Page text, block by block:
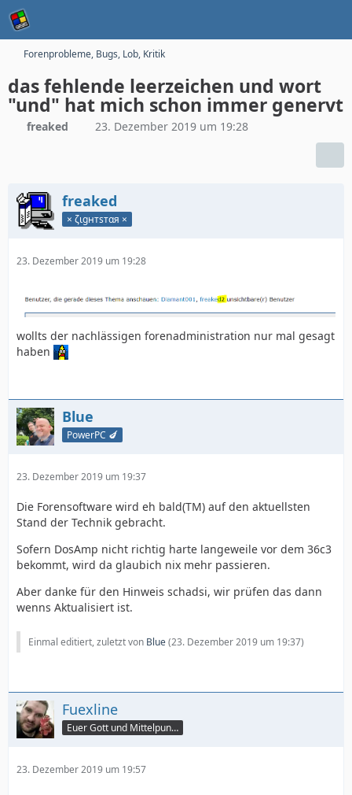
Forenprobleme, Bugs, Lob, Kritik
das fehlende leerzeichen und wort
"und" hat mich schon immer genervt
freaked 23. Dezember 2019 um 19:28
freaked
× ζιgнтѕтαя ×
23. Dezember 2019 um 19:28
wollts der nachlässigen forenadministration nur mal gesagt
haben
Blue
PowerPC 🍆
23. Dezember 2019 um 19:37
Die Forensoftware wird eh bald(TM) auf den aktuellsten
Stand der Technik gebracht.
Sofern DosAmp nicht richtig harte langeweile vor dem 36c3
bekommt, wird da glaubich nix mehr passieren.
Aber danke für den Hinweis schadsi, wir prüfen das dann
wenns Aktualisiert ist.
Einmal editiert, zuletzt von Blue(23. Dezember 2019 um 19:37)
Fuexline
Euer Gott und Mittelpunkt
23. Dezember 2019 um 19:57